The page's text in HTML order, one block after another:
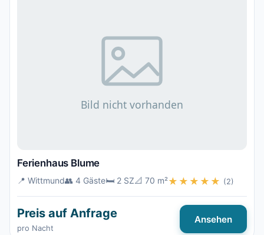
Ferienhaus Blume
📍 Wittmund👥 4 Gäste🛏️ 2 SZ📐 70 m²★★★★★ (2)
Preis auf Anfrage
pro Nacht
Ansehen